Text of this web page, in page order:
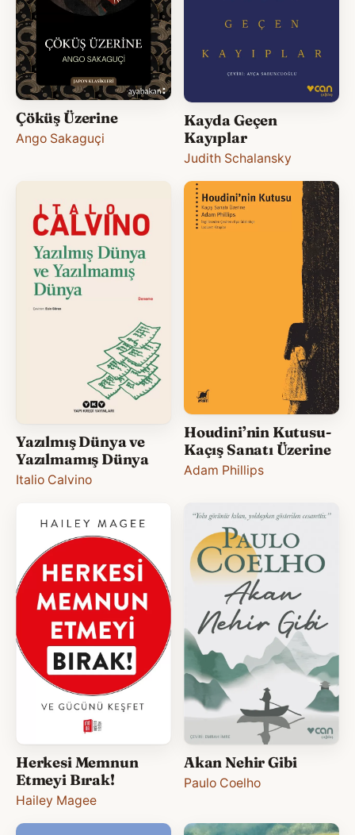
Çöküş Üzerine
Ango Sakaguçi
Kayda Geçen
Kayıplar
Judith Schalansky
Yazılmış Dünya ve
Yazılmamış Dünya
Italio Calvino
Houdini’nin Kutusu-
Kaçış Sanatı Üzerine
Adam Phillips
Herkesi Memnun
Etmeyi Bırak!
Hailey Magee
Akan Nehir Gibi
Paulo Coelho